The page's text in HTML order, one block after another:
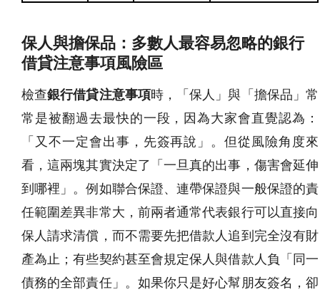
保人與擔保品：多數人最容易忽略的銀行
借貸注意事項風險區
檢查銀行借貸注意事項時，「保人」與「擔保品」常
常是被翻過去最快的一段，因為大家會直覺認為：
「又不一定會出事，先簽再說」。但從風險角度來
看，這兩塊其實決定了「一旦真的出事，傷害會延伸
到哪裡」。例如聯合保證、連帶保證與一般保證的責
任範圍差異非常大，前兩者通常代表銀行可以直接向
保人請求清償，而不需要先把借款人追到完全沒有財
產為止；有些契約甚至會規定保人與借款人負「同一
債務的全部責任」。如果你只是好心幫朋友簽名，卻